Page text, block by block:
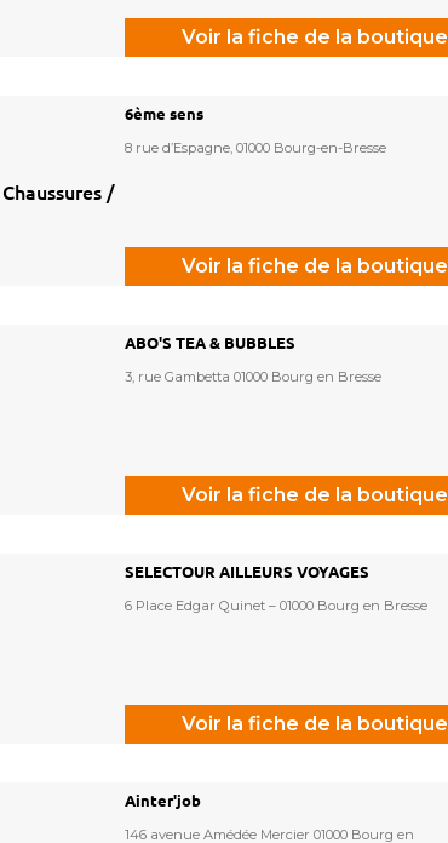
Voir la fiche de la boutique
/
6ème sens
8 rue d’Espagne, 01000 Bourg-en-Bresse
Voir la fiche de la boutique
ABO'S TEA & BUBBLES
3, rue Gambetta 01000 Bourg en Bresse
Voir la fiche de la boutique
SELECTOUR AILLEURS VOYAGES
6 Place Edgar Quinet – 01000 Bourg en Bresse
Voir la fiche de la boutique
Ainter'job
146 avenue Amédée Mercier 01000 Bourg en